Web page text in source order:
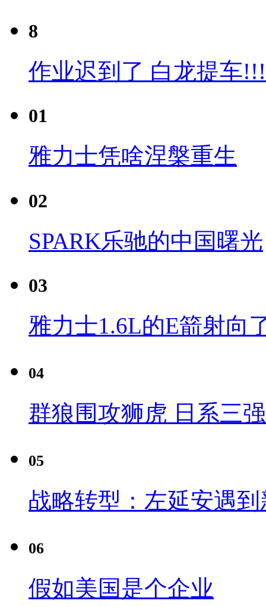
8
作业迟到了 白龙提车
01
雅力士凭啥涅槃重生
02
SPARK乐驰的中国曙光
03
雅力士1.6L的E箭射向
04
群狼围攻狮虎 日系三
05
战略转型：左延安遇
06
假如美国是个企业